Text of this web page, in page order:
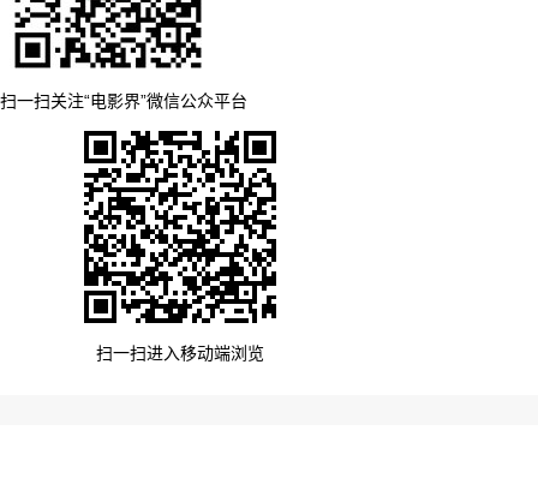
扫一扫关注“电影界”微信公众平台
扫一扫进入移动端浏览